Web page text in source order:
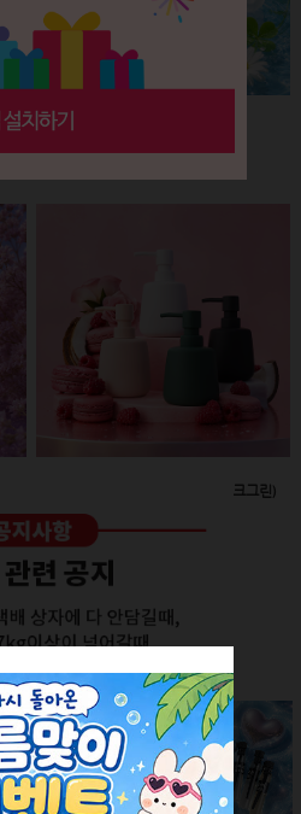
260ml-고급세라믹 펌프용기(다크그린)
회원공개
더보기 +